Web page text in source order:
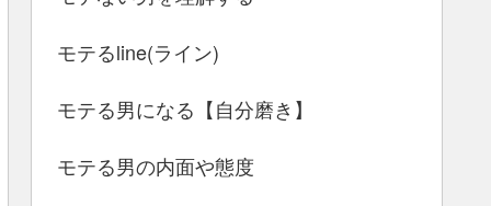
モテるline(ライン)
モテる男になる【自分磨き】
モテる男の内面や態度